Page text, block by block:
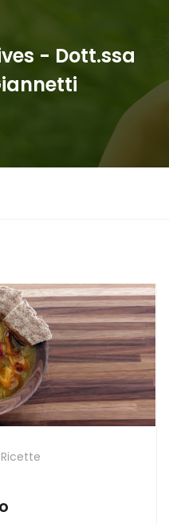
- Dott.ssa
Ricette